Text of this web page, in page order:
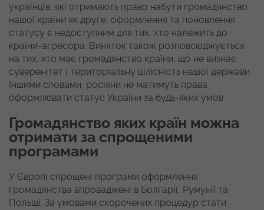
українців, які отримають право набути громадянство
нашої країни як друге, оформлення та поновлення
статусу є недоступним для тих, хто належить до
країни-агресора. Виняток також розповсюджується
на тих, хто має громадянство країни, що не визнає
суверенітет і територіальну цілісність нашої держави.
Іншими словами, росіяни не матимуть права
оформлювати статус України за будь-яких умов.
Громадянство яких країн можна
отримати за спрощеними
програмами
У Європі спрощені програми оформлення
громадянства впроваджені в Болгарії, Румунії та
Польщі. За умовами скорочених процедур стати